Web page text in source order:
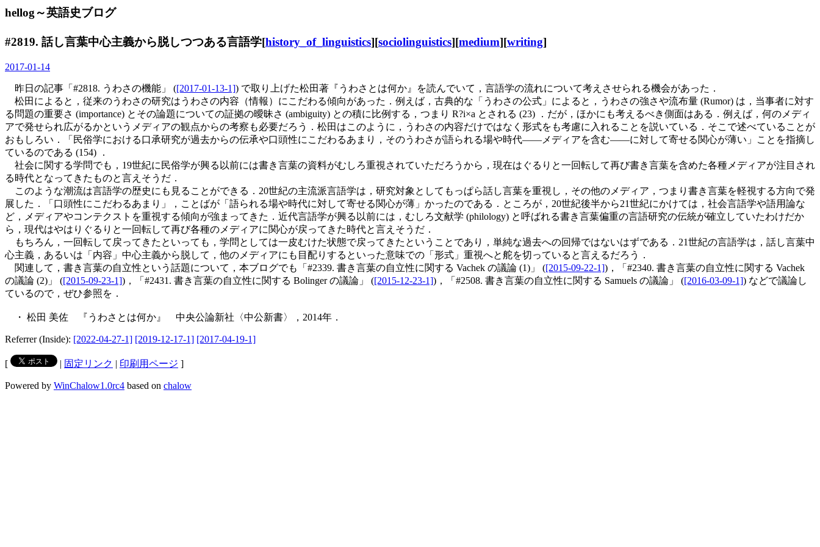
hellog～英語史ブログ
#2819. 話し言葉中心主義から脱しつつある言語学[history_of_linguistics][sociolinguistics][medium][writing]
2017-01-14
昨日の記事「#2818. うわさの機能」 ([2017-01-13-1]) で取り上げた松田著『うわさとは何か』を読んでいて，言語学の流れについて考えさせられる機会があった．
松田によると，従来のうわさの研究はうわさの内容（情報）にこだわる傾向があった．例えば，古典的な「うわさの公式」によると，うわさの強さや流布量 (Rumor) は，当事者に対す
る問題の重要さ (importance) とその論題についての証拠の曖昧さ (ambiguity) との積に比例する，つまり R?i×a とされる (23) ．だが，ほかにも考えるべき側面はある．例えば，何のメディ
アで発せられ広がるかというメディアの観点からの考察も必要だろう．松田はこのように，うわさの内容だけではなく形式をも考慮に入れることを説いている．そこで述べていることが
おもしろい．「民俗学における口承研究が過去からの伝承や口頭性にこだわるあまり，そのうわさが語られる場や時代――メディアを含む――に対して寄せる関心が薄い」ことを指摘し
ているのである (154) ．
社会に関する学問でも，19世紀に民俗学が興る以前には書き言葉の資料がむしろ重視されていただろうから，現在はぐるりと一回転して再び書き言葉を含めた各種メディアが注目され
る時代となってきたものと言えそうだ．
このような潮流は言語学の歴史にも見ることができる．20世紀の主流派言語学は，研究対象としてもっぱら話し言葉を重視し，その他のメディア，つまり書き言葉を軽視する方向で発
展した．「口頭性にこだわるあまり」，ことばが「語られる場や時代に対して寄せる関心が薄」かったのである．ところが，20世紀後半から21世紀にかけては，社会言語学や語用論な
ど，メディアやコンテクストを重視する傾向が強まってきた．近代言語学が興る以前には，むしろ文献学 (philology) と呼ばれる書き言葉偏重の言語研究の伝統が確立していたわけだか
ら，現代はやはりぐるりと一回転して再び各種のメディアに関心が戻ってきた時代と言えそうだ．
もちろん，一回転して戻ってきたといっても，学問としては一皮むけた状態で戻ってきたということであり，単純な過去への回帰ではないはずである．21世紀の言語学は，話し言葉中
心主義，あるいは「内容」中心主義から脱して，他のメディアにも目配りするといった意味での「形式」重視へと舵を切っていると言えるだろう．
関連して，書き言葉の自立性という話題について，本ブログでも「#2339. 書き言葉の自立性に関する Vachek の議論 (1)」 ([2015-09-22-1])，「#2340. 書き言葉の自立性に関する Vachek
の議論 (2)」 ([2015-09-23-1])，「#2431. 書き言葉の自立性に関する Bolinger の議論」 ([2015-12-23-1])，「#2508. 書き言葉の自立性に関する Samuels の議論」 ([2016-03-09-1]) などで議論し
ているので，ぜひ参照を．
・ 松田 美佐 『うわさとは何か』 中央公論新社〈中公新書〉，2014年．
Referrer (Inside): [2022-04-27-1] [2019-12-17-1] [2017-04-19-1]
[ | 固定リンク | 印刷用ページ ]
Powered by WinChalow1.0rc4 based on chalow